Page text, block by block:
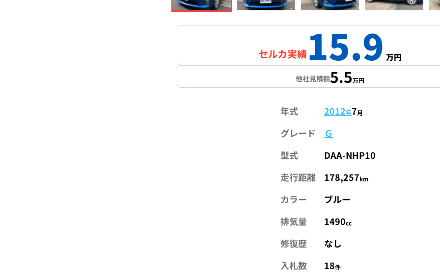
セルカ実績15.9 万円
他社見積額5.5万円
年式 2012年7月
グレード
Ｇ
型式
DAA-NHP10
走行距離
178,257km
カラー
ブルー
排気量
1490cc
修復歴
なし
入札数
18件